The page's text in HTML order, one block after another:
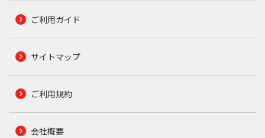
ご利用ガイド
サイトマップ
ご利用規約
会社概要